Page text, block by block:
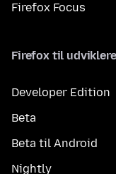
Firefox Focus
Firefox til udviklere
Developer Edition
Beta
Beta til Android
Nightly